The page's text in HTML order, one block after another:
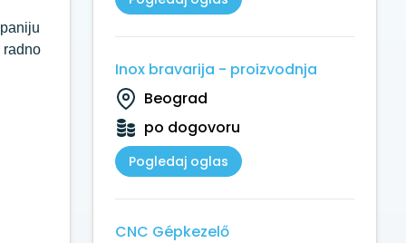
radno
Inox bravarija - proizvodnja
Beograd
po dogovoru
Pogledaj oglas
CNC Gépkezelő